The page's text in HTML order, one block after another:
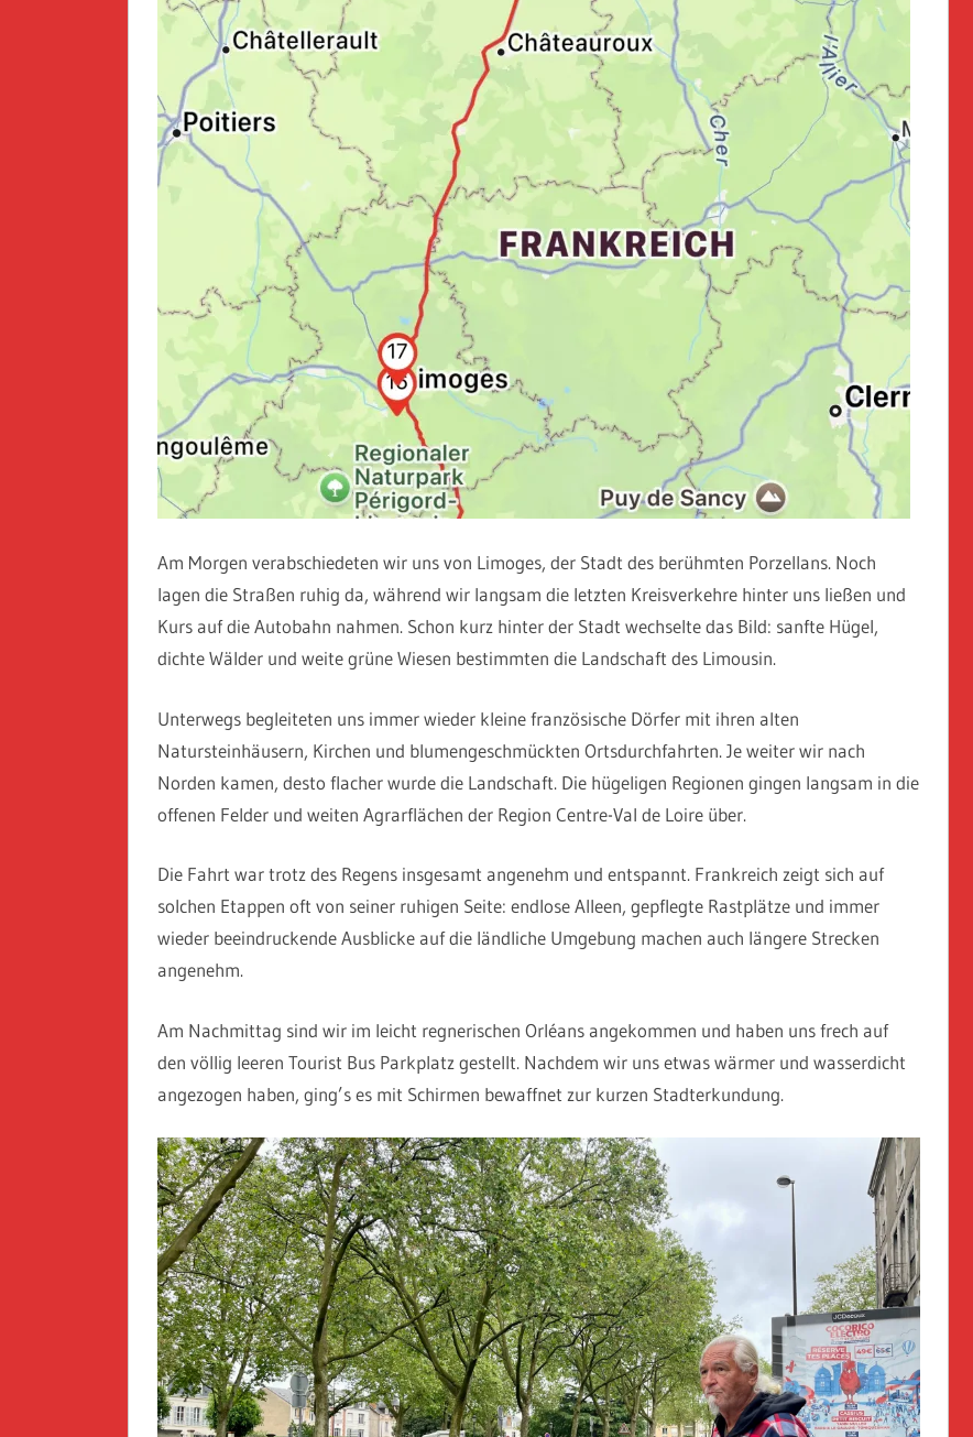
Am Morgen verabschiedeten wir uns von Limoges, der Stadt des berühmten Porzellans. Noch
lagen die Straßen ruhig da, während wir langsam die letzten Kreisverkehre hinter uns ließen und
Kurs auf die Autobahn nahmen. Schon kurz hinter der Stadt wechselte das Bild: sanfte Hügel,
dichte Wälder und weite grüne Wiesen bestimmten die Landschaft des Limousin.
Unterwegs begleiteten uns immer wieder kleine französische Dörfer mit ihren alten
Natursteinhäusern, Kirchen und blumengeschmückten Ortsdurchfahrten. Je weiter wir nach
Norden kamen, desto flacher wurde die Landschaft. Die hügeligen Regionen gingen langsam in die
offenen Felder und weiten Agrarflächen der Region Centre-Val de Loire über.
Die Fahrt war trotz des Regens insgesamt angenehm und entspannt. Frankreich zeigt sich auf
solchen Etappen oft von seiner ruhigen Seite: endlose Alleen, gepflegte Rastplätze und immer
wieder beeindruckende Ausblicke auf die ländliche Umgebung machen auch längere Strecken
angenehm.
Am Nachmittag sind wir im leicht regnerischen Orléans angekommen und haben uns frech auf
den völlig leeren Tourist Bus Parkplatz gestellt. Nachdem wir uns etwas wärmer und wasserdicht
angezogen haben, ging’s es mit Schirmen bewaffnet zur kurzen Stadterkundung.